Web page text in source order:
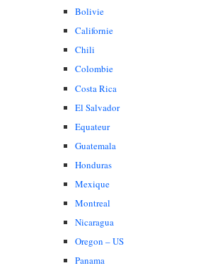
Bolivie
Californie
Chili
Colombie
Costa Rica
El Salvador
Equateur
Guatemala
Honduras
Mexique
Montreal
Nicaragua
Oregon – US
Panama